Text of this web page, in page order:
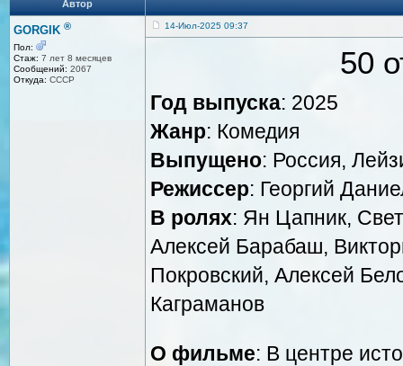
Автор
GORGIK ®
Пол:
Стаж: 7 лет 8 месяцев
Сообщений: 2067
Откуда: СССР
14-Июл-2025 09:37
50
Год выпуска: 2025
Жанр: Комедия
Выпущено: Россия,
Режиссер: Георгий
В ролях: Ян Цапник,
Алексей Барабаш,
Покровский, Алексей
Каграманов
О фильме: В центре